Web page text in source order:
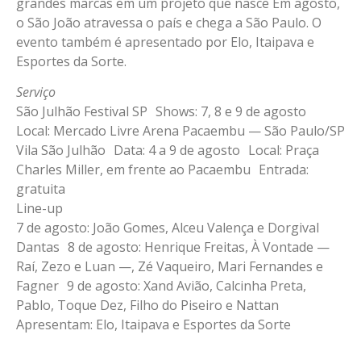
o São João atravessa o país e chega a São Paulo. O
evento também é apresentado por Elo, Itaipava e
Esportes da Sorte.
Serviço
São Julhão Festival SP Shows: 7, 8 e 9 de agosto
Local: Mercado Livre Arena Pacaembu — São Paulo/SP
Vila São Julhão Data: 4 a 9 de agosto Local: Praça
Charles Miller, em frente ao Pacaembu Entrada:
gratuita
Line-up
7 de agosto: João Gomes, Alceu Valença e Dorgival
Dantas 8 de agosto: Henrique Freitas, À Vontade —
Raí, Zezo e Luan —, Zé Vaqueiro, Mari Fernandes e
Fagner 9 de agosto: Xand Avião, Calcinha Preta,
Pablo, Toque Dez, Filho do Piseiro e Nattan
Apresentam: Elo, Itaipava e Esportes da Sorte